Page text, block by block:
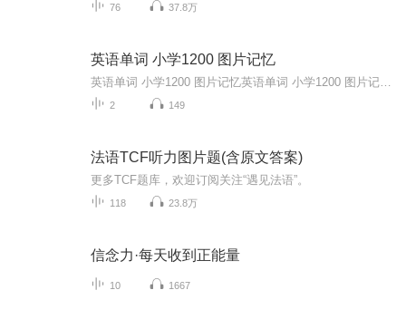
76 37.8万
英语单词 小学1200 图片记忆
2 149
法语TCF听力图片题(含原文答案)
更多TCF题库，欢迎订阅关注“遇见法语”。
118 23.8万
信念力·每天收到正能量
10 1667